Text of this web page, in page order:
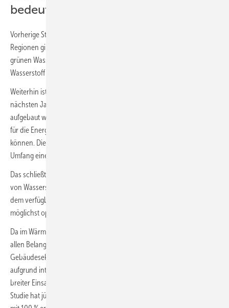
bedeutet
Vorherige Studien legen nahe, dass es weltweit (nahezu) keine
Regionen gibt, die unter Berücksichtigung der Transportkosten
grünen Wasserstoff deutlich günstiger als in Europa hergestellten
Wasserstoff bereitstellen können.
Weiterhin ist noch gar nicht absehbar ist, in welchem Umfang in den
nächsten Jahren global nachhaltige Produktionskapazitäten
aufgebaut werden und in welchem Umfang sie als gesicherten Beitrag
für die Energieversorgung einzelner Länder angerechnet werden
können. Die Produktionskosten in Europa sind deshalb in größerem
Umfang eine Entscheidungsgrundlage für Politik und Wirtschaft.
Das schließt zwar grundsätzlich noch keine potenzielle Anwendung
von Wasserstoff in den nächsten Jahren aus, bedeutet aber, dass mit
dem verfügbaren Wasserstoff ökologisch und ökonomisch eine
möglichst optimale Wirkung erzielt werden muss.
Da im Wärmemarkt mit der elektrischen Wärmepumpe eine in fast
allen Belangen bessere Technik bereits zur Verfügung steht und im
Gebäudesektor ein zeitlicher Aufschub der Dekarbonisierung schon
aufgrund internationaler Verpflichtungen nicht möglich ist, ist ein
breiter Einsatz von Wasserstoff-Heizungen unrealistisch. Eine andere
Studie hat jüngst die Rolle der Wärmepumpe in einem Stromsystem